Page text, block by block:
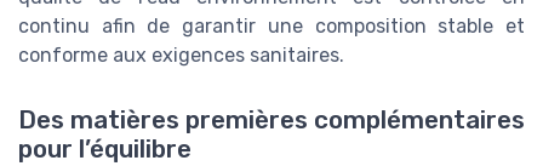
continu afin de garantir une composition stable et
conforme aux exigences sanitaires.
Des matières premières complémentaires
pour l’équilibre